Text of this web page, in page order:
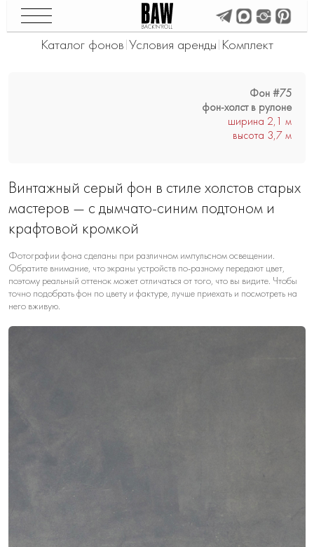
Каталог фонов |Условия аренды | Комплект
Фон #75
фон-холст в рулоне
ширина 2,1 м
высота 3,7 м
Винтажный серый фон в стиле холстов старых
мастеров — с дымчато-синим подтоном и
крафтовой кромкой
Фотографии фона сделаны при различном импульсном освещении.
Обратите внимание, что экраны устройств по-разному передают цвет,
поэтому реальный оттенок может отличаться от того, что вы видите. Чтобы
точно подобрать фон по цвету и фактуре, лучше приехать и посмотреть на
него вживую.